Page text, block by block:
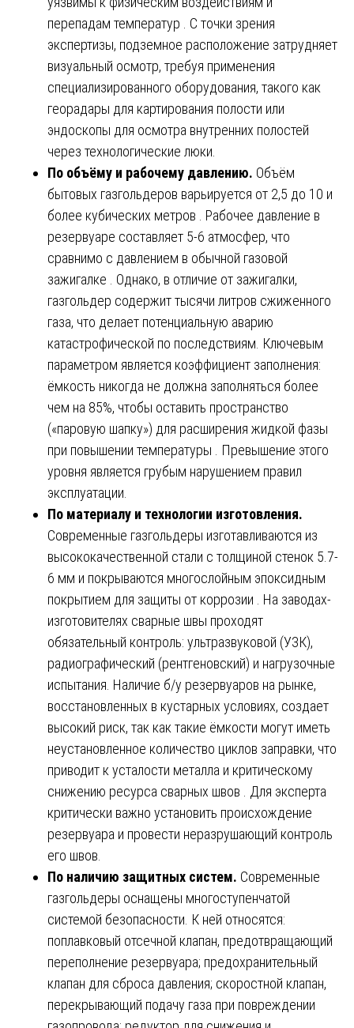
перепадам температур . С точки зрения
экспертизы, подземное расположение затрудняет
визуальный осмотр, требуя применения
специализированного оборудования, такого как
георадары для картирования полости или
эндоскопы для осмотра внутренних полостей
через технологические люки.
По объёму и рабочему давлению. Объём
бытовых газгольдеров варьируется от 2,5 до 10 и
более кубических метров . Рабочее давление в
резервуаре составляет 5-6 атмосфер, что
сравнимо с давлением в обычной газовой
зажигалке . Однако, в отличие от зажигалки,
газгольдер содержит тысячи литров сжиженного
газа, что делает потенциальную аварию
катастрофической по последствиям. Ключевым
параметром является коэффициент заполнения:
ёмкость никогда не должна заполняться более
чем на 85%, чтобы оставить пространство
(«паровую шапку») для расширения жидкой фазы
при повышении температуры . Превышение этого
уровня является грубым нарушением правил
эксплуатации.
По материалу и технологии изготовления.
Современные газгольдеры изготавливаются из
высококачественной стали с толщиной стенок 5.7-
6 мм и покрываются многослойным эпоксидным
покрытием для защиты от коррозии . На заводах-
изготовителях сварные швы проходят
обязательный контроль: ультразвуковой (УЗК),
радиографический (рентгеновский) и нагрузочные
испытания. Наличие б/у резервуаров на рынке,
восстановленных в кустарных условиях, создает
высокий риск, так как такие ёмкости могут иметь
неустановленное количество циклов заправки, что
приводит к усталости металла и критическому
снижению ресурса сварных швов . Для эксперта
критически важно установить происхождение
резервуара и провести неразрушающий контроль
его швов.
По наличию защитных систем. Современные
газгольдеры оснащены многоступенчатой
системой безопасности. К ней относятся:
поплавковый отсечной клапан, предотвращающий
переполнение резервуара; предохранительный
клапан для сброса давления; скоростной клапан,
перекрывающий подачу газа при повреждении